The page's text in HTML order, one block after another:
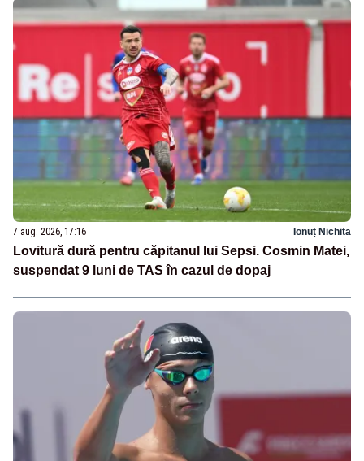
7 aug. 2026, 17:16 Ionuț Nichita
Lovitură dură pentru căpitanul lui Sepsi. Cosmin Matei,
suspendat 9 luni de TAS în cazul de dopaj